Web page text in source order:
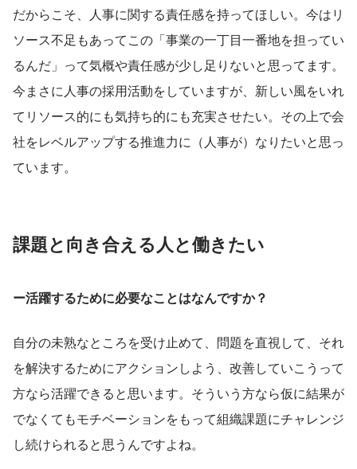
だからこそ、人事に関する責任感を持ってほしい。今はリ
ソース不足もあってこの「事業の一丁目一番地を担ってい
るんだ」って気概や責任感が少し足りないと思ってます。
今まさに人事の採用活動をしていますが、新しい風をいれ
てリソース的にも気持ち的にも充実させたい。その上で会
社をレベルアップする推進力に（人事が）なりたいと思っ
ています。
課題と向き合える人と働きたい
ー活躍するために必要なことはなんですか？
自分の未熟なところを受け止めて、問題を直視して、それ
を解決するためにアクションしよう、改善していこうって
方なら活躍できると思います。そういう方なら仮に結果が
でなくてもモチベーションをもって組織課題にチャレンジ
し続けられると思うんですよね。